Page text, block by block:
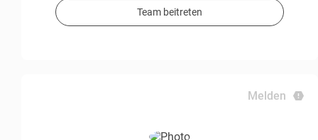
Team beitreten
Melden